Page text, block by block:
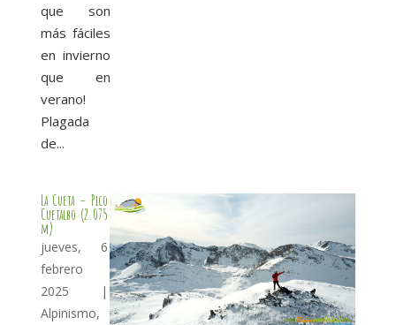
que son
más fáciles
en invierno
que en
verano!
Plagada
de...
La Cueta – Pico
Cuetalbo (2.075
m)
jueves, 6
febrero
2025 |
Alpinismo,